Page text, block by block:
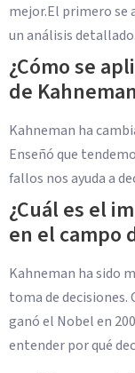
mejor.El primero se
un análisis detallado.
¿Cómo se
de
Kahneman ha
Enseñó que
fallos nos ayuda a
¿Cuál es el
en el campo
Kahneman ha sido
toma de decisiones.
ganó el Nobel en
entender por qué